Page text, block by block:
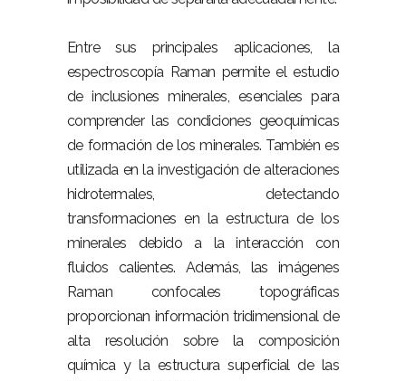
Entre sus principales aplicaciones, la
espectroscopía Raman permite el estudio
de inclusiones minerales, esenciales para
comprender las condiciones geoquímicas
de formación de los minerales. También es
utilizada en la investigación de alteraciones
hidrotermales, detectando
transformaciones en la estructura de los
minerales debido a la interacción con
fluidos calientes. Además, las imágenes
Raman confocales topográficas
proporcionan información tridimensional de
alta resolución sobre la composición
química y la estructura superficial de las